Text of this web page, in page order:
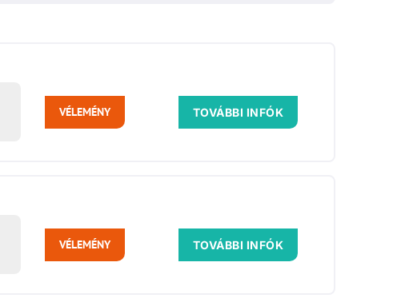
VÉLEMÉNY TOVÁBBI INFÓK
VÉLEMÉNY TOVÁBBI INFÓK